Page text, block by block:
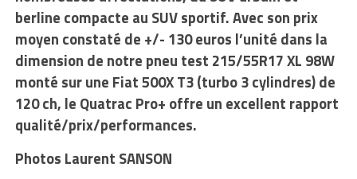
berline compacte au SUV sportif. Avec son prix
moyen constaté de +/- 130 euros l’unité dans la
dimension de notre pneu test 215/55R17 XL 98W
monté sur une Fiat 500X T3 (turbo 3 cylindres) de
120 ch, le Quatrac Pro+ offre un excellent rapport
qualité/prix/performances.
Photos Laurent SANSON